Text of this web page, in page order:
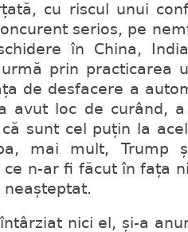
cu riscul unui
serios, pe
în China,
prin practicarea
de desfacere a
avut loc de curând,
sunt cel puțin la
mai mult, Trump
ce n-ar fi făcut în fața
nici el, și-a